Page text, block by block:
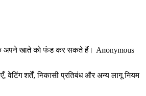
अपने खाते को फंड कर सकते हैं। Anonymous
वेटिंग शर्तें, निकासी प्रतिबंध और अन्य लागू नियम